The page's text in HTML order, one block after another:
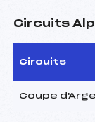
Circuits
Circuits
Coupe